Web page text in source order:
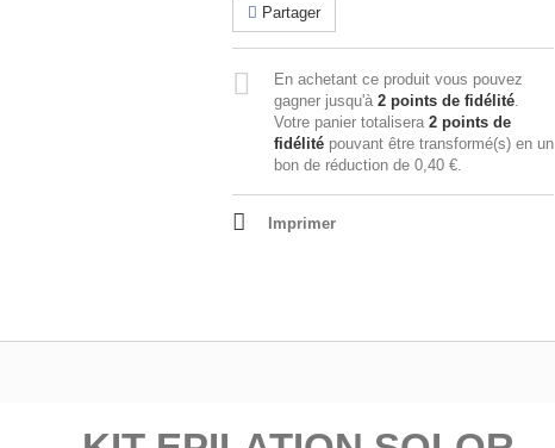
Partager
En achetant ce produit vous pouvez
gagner jusqu'à 2 points de fidélité.
Votre panier totalisera 2 points de
fidélité pouvant être transformé(s) en un
bon de réduction de 0,40 €.
Imprimer